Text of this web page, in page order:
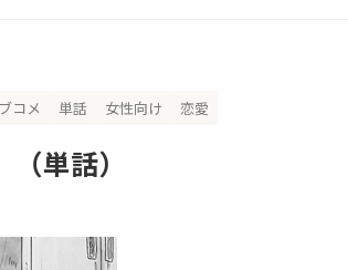
コメ 単話 女性向け 恋愛
単話）